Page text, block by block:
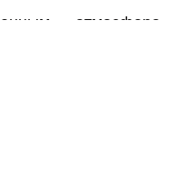
— атмосфера